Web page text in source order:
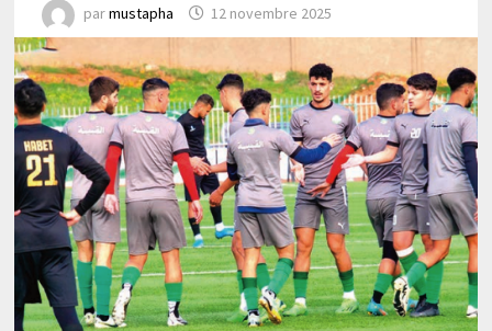
parmustapha 12 novembre 2025